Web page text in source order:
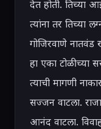
देत होती. तिच्या
त्यांना तर तिच्या
गोजिरवाणे नातवंड
हा एका टोळीच्या
त्याची मागणी
सज्जन वाटला.
आनंद वाटला.